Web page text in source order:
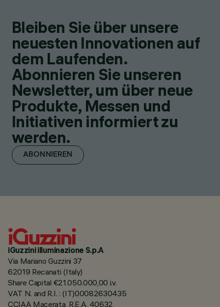
Bleiben Sie über unsere
neuesten Innovationen auf
dem Laufenden.
Abonnieren Sie unseren
Newsletter, um über neue
Produkte, Messen und
Initiativen informiert zu
werden.
ABONNIEREN
iGuzzini illuminazione S.p.A
Via Mariano Guzzini 37
62019 Recanati (Italy)
Share Capital €21.050.000,00 i.v.
VAT N. and R.I. : (IT)00082630435
CCIAA Macerata, R.E.A. 40632